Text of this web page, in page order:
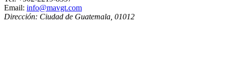
Email: info@mavgt.com
Dirección: Ciudad de Guatemala 01012